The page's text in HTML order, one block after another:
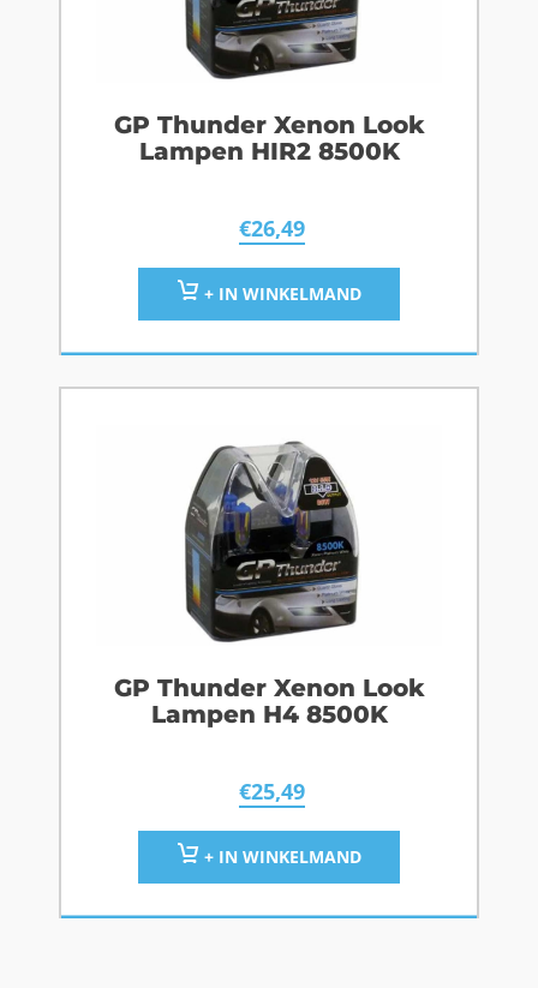
GP Thunder Xenon Look
Lampen HIR2 8500K
€26,49
+ IN WINKELMAND
GP Thunder Xenon Look
Lampen H4 8500K
€25,49
+ IN WINKELMAND